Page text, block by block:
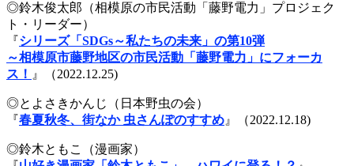
◎鈴木俊太郎（相模原の市民活動「藤野電力」プロジェク
ト・リーダー）
『シリーズ「SDGs～私たちの未来」の第10弾
～相模原市藤野地区の市民活動「藤野電力」にフォーカ
ス！ 』（2022.12.25)
◎とよさきかんじ（日本野虫の会）
『春夏秋冬、街なか 虫さんぽのすすめ 』（2022.12.18)
◎鈴木ともこ（漫画家）